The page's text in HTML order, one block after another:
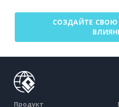
СОЗДАЙТЕ
Продукт